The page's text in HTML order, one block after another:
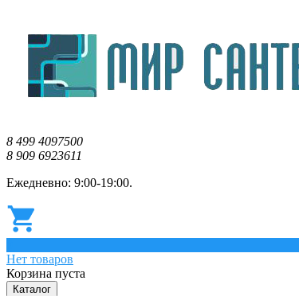
8 499 4097500
8 909 6923611
Ежедневно: 9:00-19:00.
Нет товаров
Корзина пуста
Каталог